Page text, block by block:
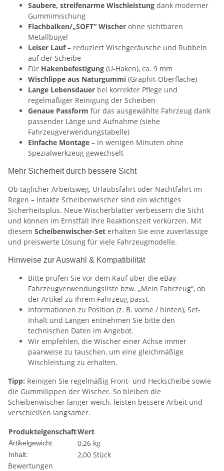
Saubere, streifenarme Wischleistung dank moderner
Gummimischung
Flachbalken/„SOFT“ Wischer ohne sichtbaren
Metallbügel
Leiser Lauf– reduziert Wischgeräusche und Rubbeln
auf der Scheibe
Für Hakenbefestigung (U-Haken), ca. 9 mm
Wischlippe aus Naturgummi (Graphit-Oberfläche)
Lange Lebensdauer bei korrekter Pflege und
regelmäßiger Reinigung der Scheiben
Genaue Passform für das ausgewählte Fahrzeug dank
passender Länge und Aufnahme (siehe
Fahrzeugverwendungstabelle)
Einfache Montage – in wenigen Minuten ohne
Spezialwerkzeug gewechselt
Mehr Sicherheit durch bessere Sicht
Ob täglicher Arbeitsweg, Urlaubsfahrt oder Nachtfahrt im
Regen – intakte Scheibenwischer sind ein wichtiges
Sicherheitsplus. Neue Wischerblätter verbessern die Sicht
und können im Ernstfall Ihre Reaktionszeit verkürzen. Mit
diesem Scheibenwischer-Set erhalten Sie eine zuverlässige
und preiswerte Lösung für viele Fahrzeugmodelle.
Hinweise zur Auswahl & Kompatibilität
Bitte prüfen Sie vor dem Kauf über die eBay-
Fahrzeugverwendungsliste bzw. „Mein Fahrzeug“, ob
der Artikel zu Ihrem Fahrzeug passt.
Informationen zu Position (z. B. vorne / hinten), Set-
Inhalt und Längen entnehmen Sie bitte den
technischen Daten im Angebot.
Wir empfehlen, die Wischer einer Achse immer
paarweise zu tauschen, um eine gleichmäßige
Wischleistung zu erhalten.
Tipp: Reinigen Sie regelmäßig Front- und Heckscheibe sowie
die Gummilippen der Wischer. So bleiben die
Scheibenwischer länger weich, leisten bessere Arbeit und
verschleißen langsamer.
ProdukteigenschaftWert
Artikelgewicht: 0,26 kg
Inhalt:
2,00 Stück
Bewertungen